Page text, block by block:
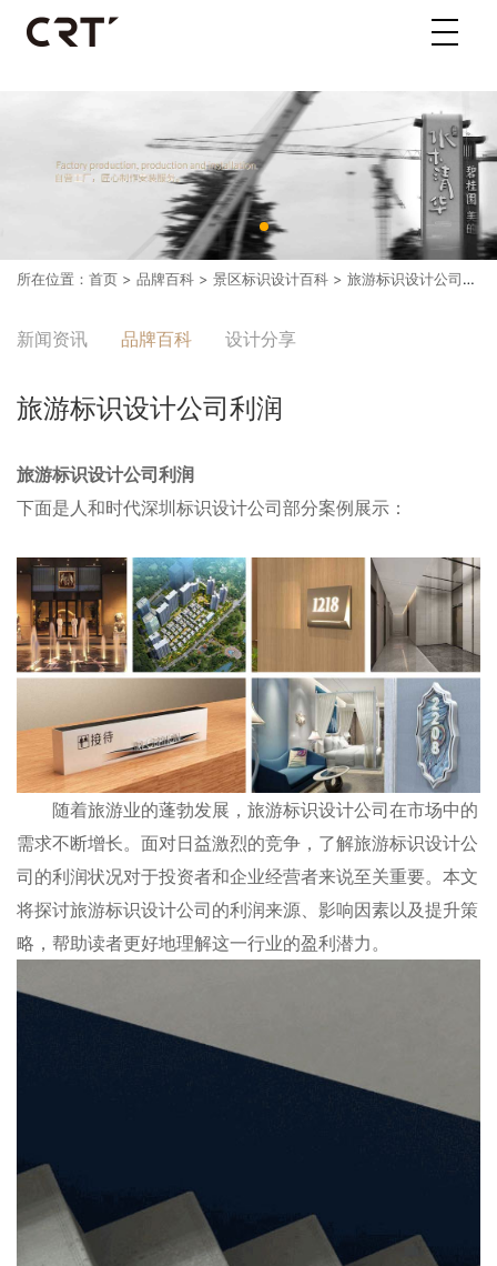
所在位置： 首页 > 品牌百科 > 景区标识设计百科 > 旅游标识设计公司利润
新闻资讯 品牌百科 设计分享
旅游标识设计公司利润
旅游标识设计公司利润
下面是人和时代深圳标识设计公司部分案例展示：
随着旅游业的蓬勃发展，旅游标识设计公司在市场中的
需求不断增长。面对日益激烈的竞争，了解旅游标识设计公
司的利润状况对于投资者和企业经营者来说至关重要。本文
将探讨旅游标识设计公司的利润来源、影响因素以及提升策
略，帮助读者更好地理解这一行业的盈利潜力。